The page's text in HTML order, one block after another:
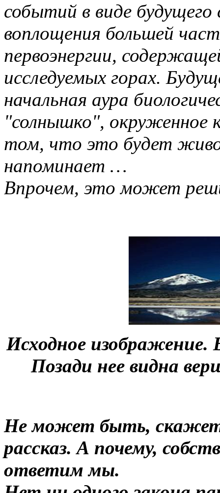
событий в виде
воплощения большей
первоэнергии,
исследуемых горах.
начальная аура
"солнышко", окруженное
том, что это будет
напоминает …
Впрочем, это может
Исходное
Позади нее видна
Не может быть,
рассказ. А почему,
ответим мы.